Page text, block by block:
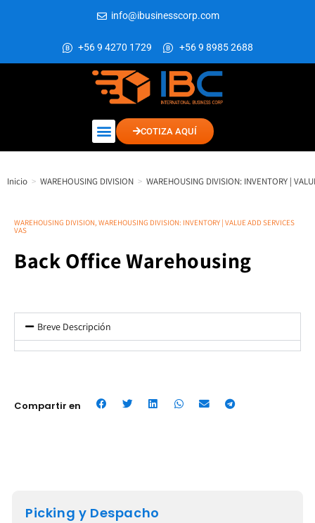
info@ibusinesscorp.com
+56 9 4270 1729 +56 9 8985 2688
COTIZA AQUÍ
Inicio > WAREHOUSING DIVISION > WAREHOUSING DIVISION: INVENTORY |
WAREHOUSING DIVISION WAREHOUSING DIVISION: INVENTORY | VALUE ADD SERVICES
VAS
Back Office Warehousing
Breve Descripción
Compartir en
Picking y Despacho